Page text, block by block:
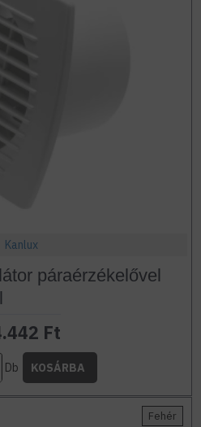
Kanlux
páraérzékelővel
Ft
Db KOSÁRBA
Fehér